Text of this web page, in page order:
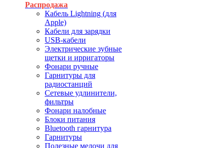
Распродажа
Кабель Lightning (для
Apple)
Кабели для зарядки
USB-кабели
Электрические зубные
щетки и ирригаторы
Фонари ручные
Гарнитуры для
радиостанций
Сетевые удлинители,
фильтры
Фонари налобные
Блоки питания
Bluetooth гарнитура
Гарнитуры
Полезные мелочи для